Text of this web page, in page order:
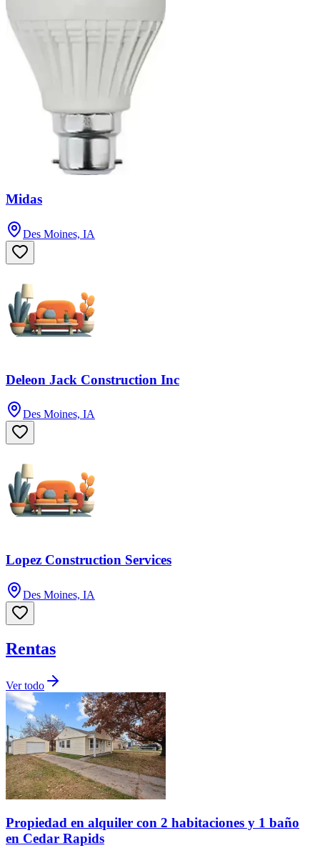
Midas
Des Moines, IA
Deleon Jack Construction Inc
Des Moines, IA
Lopez Construction Services
Des Moines, IA
Rentas
Ver todo
Propiedad en alquiler con 2 habitaciones y 1 baño
en Cedar Rapids